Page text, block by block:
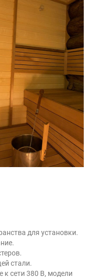
для установки.
стали.
к сети 380 В, модели